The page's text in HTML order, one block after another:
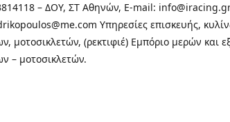
– ΔΟΥ, ΣΤ Αθηνών, E-mail:
Υπηρεσίες επισκευής,
μοτοσικλετών, (ρεκτιφιέ) Εμπόριο μερών και
– μοτοσικλετών.